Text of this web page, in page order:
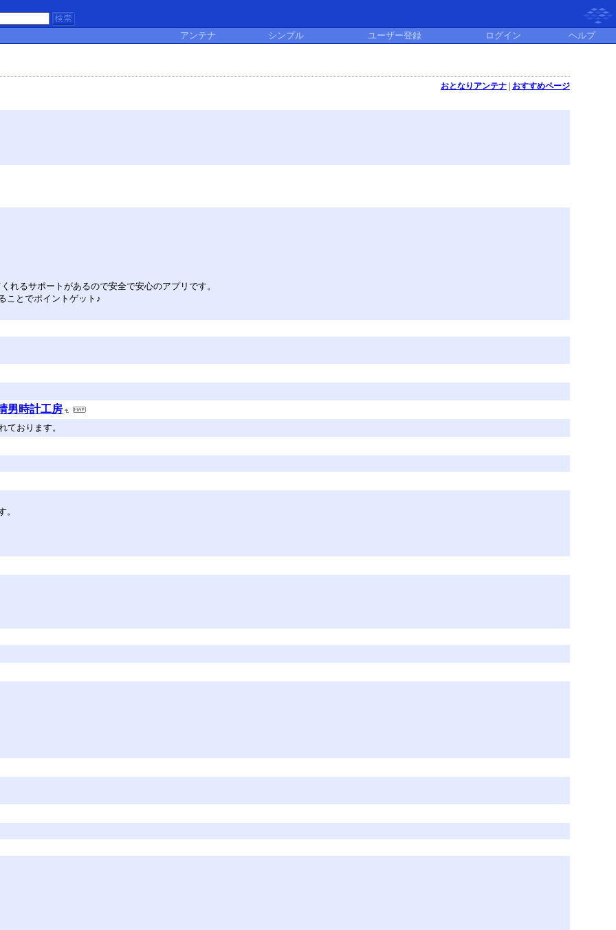
アンテナ シンプル ユーザー登録 ログイン ヘルプ
おとなりアンテナ| おすすめページ
れるサポートがあるので安全で安心のアプリです。
ことでポイントゲット♪
男時計工房
ております。
。